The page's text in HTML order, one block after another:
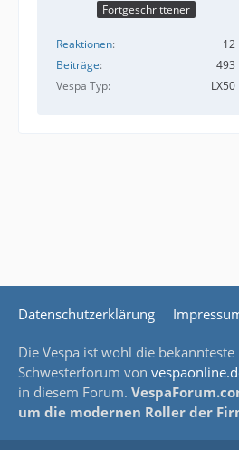
Fortgeschrittener
Reaktionen
12
Beiträge
493
Vespa Typ
LX50
Datenschutzerklärung
Die Vespa ist wohl die
Schwesterforum von
in diesem Forum.
um die modernen Roller der